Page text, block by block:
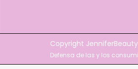
Copyright
Defensa de las y los